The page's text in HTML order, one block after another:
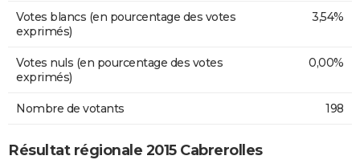
Votes blancs (en pourcentage des votes
exprimés)
3,54%
Votes nuls (en pourcentage des votes
exprimés)
0,00%
Nombre de votants 198
Résultat régionale 2015 Cabrerolles